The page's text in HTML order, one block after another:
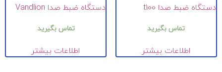
دستگاه ضبط صدا t100
تماس بگیرید
اطلاعات بیشتر
دستگاه ضبط صدا Vandlion
تماس بگیرید
اطلاعات بیشتر